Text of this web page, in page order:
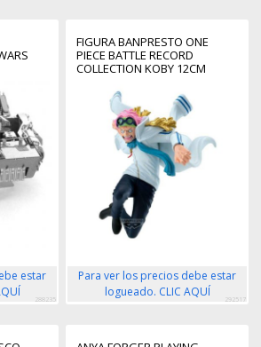
SIN
estar
288235
FIGURA BANPRESTO ONE
PIECE BATTLE RECORD
COLLECTION KOBY 12CM
Para ver los precios debe estar
logueado. CLIC AQUÍ
292517